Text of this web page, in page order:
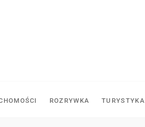
ROZRYWKA TURYSTYKA